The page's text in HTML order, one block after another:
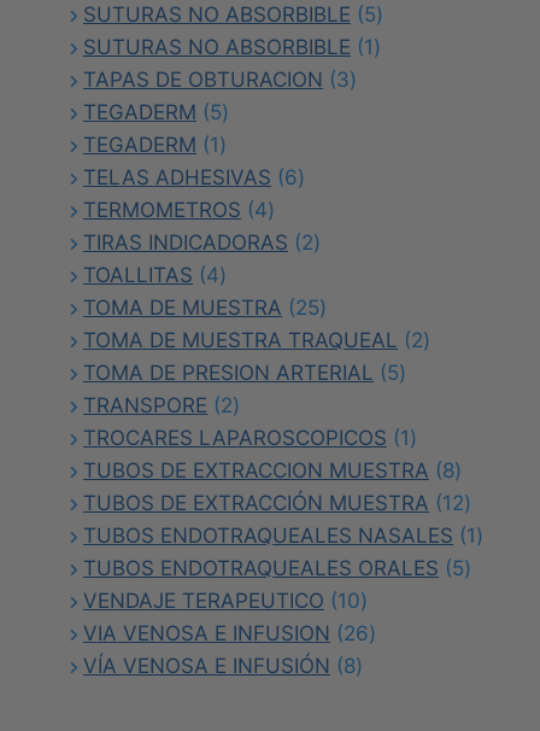
producto
SUTURAS NO ABSORBIBLE 55
productos
SUTURAS NO ABSORBIBLE 11
TAPAS DE OBTURACION 33
TEGADERM 55
productos
TEGADERM 11
producto
TELAS ADHESIVAS 66
TERMOMETROS 44
productos
TIRAS INDICADORAS 22
TOALLITAS 44
productos
TOMA DE MUESTRA 2525
productos
TOMA DE MUESTRA TRAQUEAL 22
TOMA DE PRESION ARTERIAL 55
TRANSPORE 22
productos
TROCARES LAPAROSCOPICOS 11
producto
TUBOS DE EXTRACCION MUESTRA 88
TUBOS DE EXTRACCIÓN MUESTRA 1212
TUBOS ENDOTRAQUEALES NASALES 11
TUBOS ENDOTRAQUEALES ORALES 55
VENDAJE TERAPEUTICO 1010
productos
VIA VENOSA E INFUSION 2626
VÍA VENOSA E INFUSIÓN 88